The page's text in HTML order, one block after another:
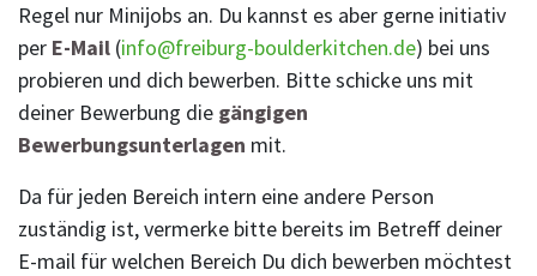
Regel nur Minijobs an. Du kannst es aber gerne initiativ
per E-Mail (info@freiburg-boulderkitchen.de) bei uns
probieren und dich bewerben. Bitte schicke uns mit
deiner Bewerbung die gängigen
Bewerbungsunterlagen mit.
Da für jeden Bereich intern eine andere Person
zuständig ist, vermerke bitte bereits im Betreff deiner
E-mail für welchen Bereich Du dich bewerben möchtest